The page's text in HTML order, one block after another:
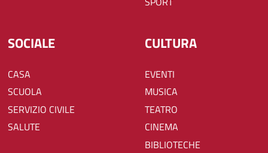
SOCIALE
CASA
SCUOLA
SERVIZIO CIVILE
SALUTE
CULTURA
EVENTI
MUSICA
TEATRO
CINEMA
BIBLIOTECHE